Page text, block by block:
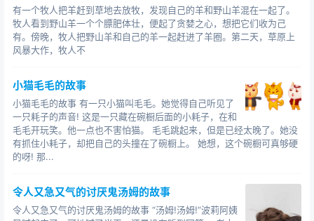
有一个牧人把羊赶到草地去放牧，发现自己的羊和野山羊混在一起了。
牧人看到野山羊一个个膘肥体壮，便起了贪婪之心，想把它们收为己
有。傍晚，牧人把野山羊和自己的羊一起赶进了羊圈。第二天，草原上
风暴大作，牧人不
小猫毛毛的故事
小猫毛毛的故事 有一只小猫叫毛毛。她觉得自己听见了
一只耗子的声音! 这是一只藏在碗橱后面的小耗子，在和
毛毛开玩笑。他一点也不害怕猫。 毛毛跳起来，但是已经太晚了。她没
有抓住小耗子，却把自己的头撞在了碗橱上。 她想，这个碗橱可真够硬
的呀! 那...
令人又急又气的讨厌鬼汤姆的故事
令人又急又气的讨厌鬼汤姆的故事 “汤姆!汤姆!”波莉阿姨